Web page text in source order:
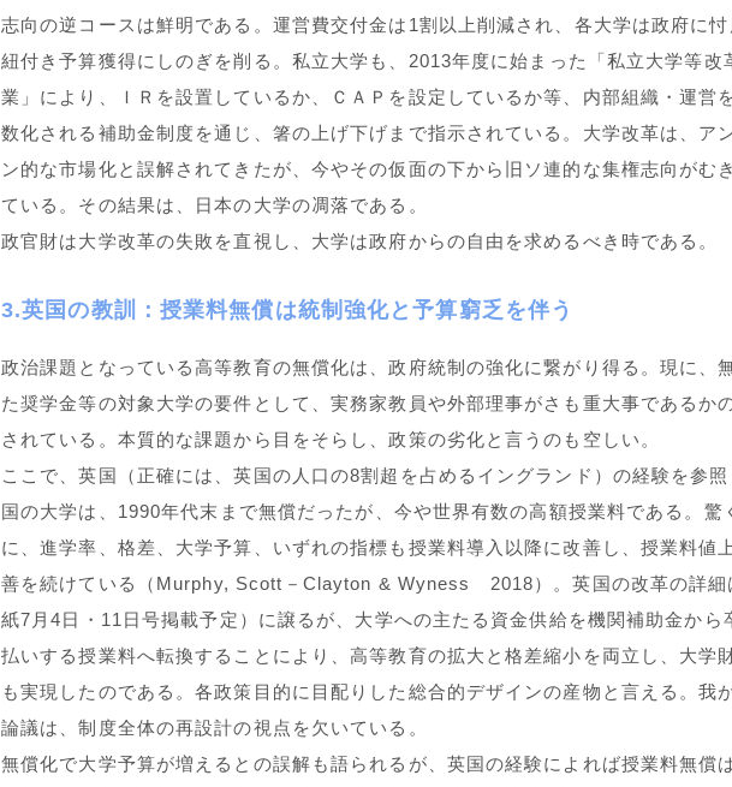
志向の逆コースは鮮明である。運営費交付金は1割以上削減され、各大学は政府に忖
紐付き予算獲得にしのぎを削る。私立大学も、2013年度に始まった「私立大学等改
業」により、ＩＲを設置しているか、ＣＡＰを設定しているか等、内部組織・運営
数化される補助金制度を通じ、箸の上げ下げまで指示されている。大学改革は、ア
ン的な市場化と誤解されてきたが、今やその仮面の下から旧ソ連的な集権志向がむ
ている。その結果は、日本の大学の凋落である。
政官財は大学改革の失敗を直視し、大学は政府からの自由を求めるべき時である。
3.英国の教訓：授業料無償は統制強化と予算窮乏を伴う
政治課題となっている高等教育の無償化は、政府統制の強化に繋がり得る。現に、
た奨学金等の対象大学の要件として、実務家教員や外部理事がさも重大事であるか
されている。本質的な課題から目をそらし、政策の劣化と言うのも空しい。
ここで、英国（正確には、英国の人口の8割超を占めるイングランド）の経験を参
国の大学は、1990年代末まで無償だったが、今や世界有数の高額授業料である。驚
に、進学率、格差、大学予算、いずれの指標も授業料導入以降に改善し、授業料値
善を続けている（Murphy, Scott－Clayton & Wyness 2018）。英国の改革の詳細
紙7月4日・11日号掲載予定）に譲るが、大学への主たる資金供給を機関補助金から
払いする授業料へ転換することにより、高等教育の拡大と格差縮小を両立し、大学
も実現したのである。各政策目的に目配りした総合的デザインの産物と言える。我
論議は、制度全体の再設計の視点を欠いている。
無償化で大学予算が増えるとの誤解も語られるが、英国の経験によれば授業料無償